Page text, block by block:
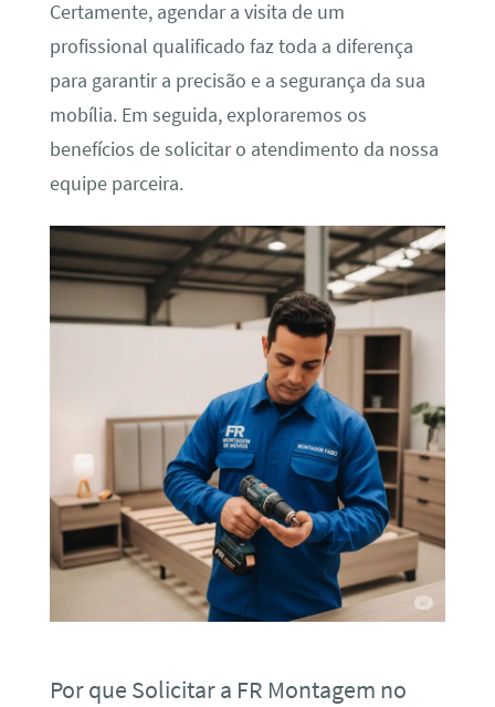
Certamente, agendar a visita de um
profissional qualificado faz toda a diferença
para garantir a precisão e a segurança da sua
mobília. Em seguida, exploraremos os
benefícios de solicitar o atendimento da nossa
equipe parceira.
Por que Solicitar a FR Montagem no